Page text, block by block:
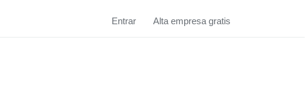
Entrar Alta empresa gratis